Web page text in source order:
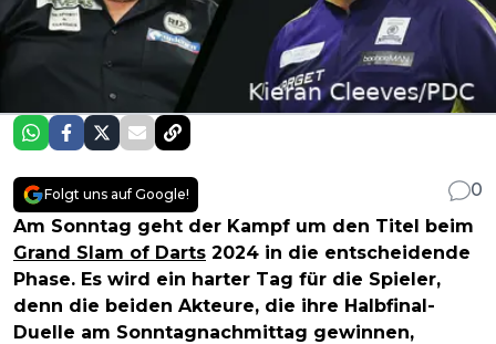
Folgt uns auf Google!
0
Am Sonntag geht der Kampf um den Titel beim
Grand Slam of Darts 2024 in die entscheidende
Phase. Es wird ein harter Tag für die Spieler,
denn die beiden Akteure, die ihre Halbfinal-
Duelle am Sonntagnachmittag gewinnen,